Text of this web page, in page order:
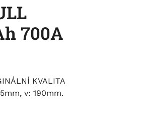
700A
KVALITA
v: 190mm.